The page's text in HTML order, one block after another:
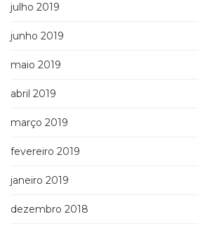
julho 2019
junho 2019
maio 2019
abril 2019
março 2019
fevereiro 2019
janeiro 2019
dezembro 2018